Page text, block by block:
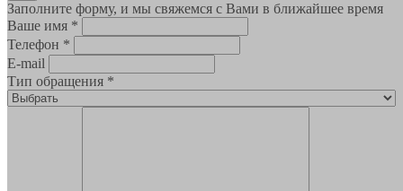
Заполните форму, и мы свяжемся с Вами в ближайшее время
Ваше имя *
Телефон *
E-mail
Тип обращения *